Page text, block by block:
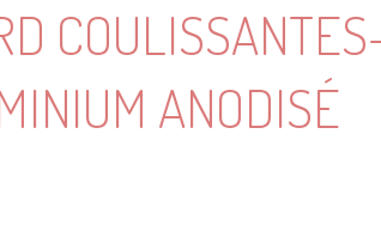
ANODISÉ